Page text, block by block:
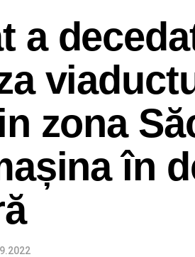
a
zona
în